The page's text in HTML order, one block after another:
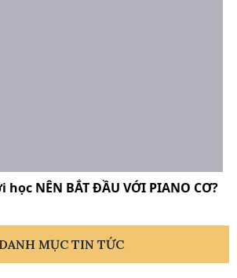
NÊN BẮT ĐẦU VỚI PIANO CƠ?
DANH MỤC TIN TỨC